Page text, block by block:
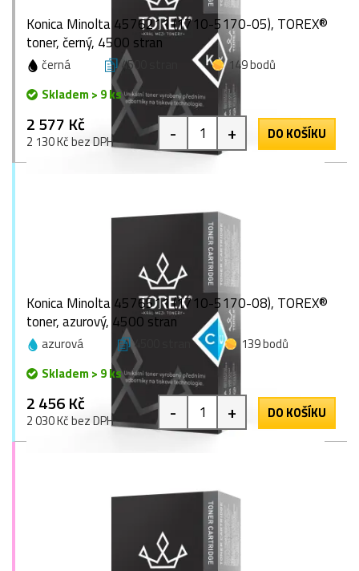
Konica Minolta 4576211 (1710-5170-05), TOREX®
toner, černý, 4500 stran
černá 4500 stran
149 bodů
Skladem > 9 ks
2 577 Kč
2 130 Kč bez DPH - + DO KOŠÍKU
Konica Minolta 4576511 (1710-5170-08), TOREX®
toner, azurový, 4500 stran
azurová 4500 stran
139 bodů
Skladem > 9 ks
2 456 Kč
2 030 Kč bez DPH - + DO KOŠÍKU